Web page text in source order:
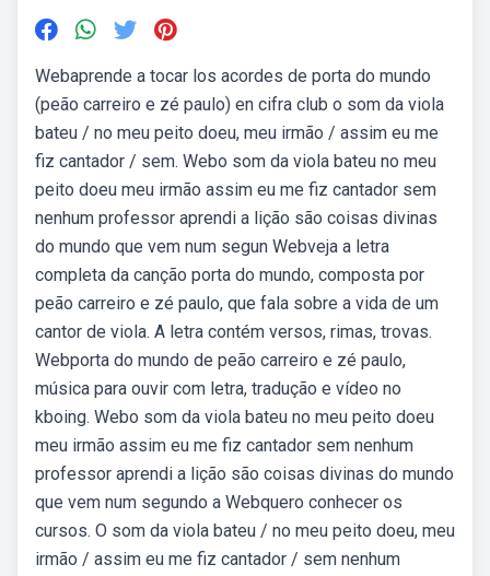
Webaprende a tocar los acordes de porta do mundo
(peão carreiro e zé paulo) en cifra club o som da viola
bateu / no meu peito doeu, meu irmão / assim eu me
fiz cantador / sem. Webo som da viola bateu no meu
peito doeu meu irmão assim eu me fiz cantador sem
nenhum professor aprendi a lição são coisas divinas
do mundo que vem num segun Webveja a letra
completa da canção porta do mundo, composta por
peão carreiro e zé paulo, que fala sobre a vida de um
cantor de viola. A letra contém versos, rimas, trovas.
Webporta do mundo de peão carreiro e zé paulo,
música para ouvir com letra, tradução e vídeo no
kboing. Webo som da viola bateu no meu peito doeu
meu irmão assim eu me fiz cantador sem nenhum
professor aprendi a lição são coisas divinas do mundo
que vem num segundo a Webquero conhecer os
cursos. O som da viola bateu / no meu peito doeu, meu
irmão / assim eu me fiz cantador / sem nenhum